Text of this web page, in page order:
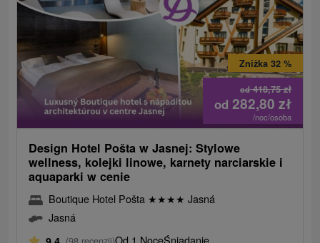
od418,75zł
Zniżka 32 %
od 282,80 zł
/noc/osoba
Design Hotel Pošta w Jasnej: Stylowe
wellness, kolejki linowe, karnety narciarskie i
aquaparki w cenie
Boutique Hotel Pošta ★★★★ Jasná
Jasná
Od 1 NoceŚniadanie